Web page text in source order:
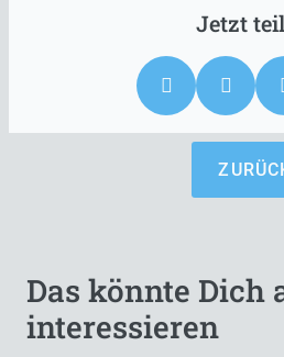
Das könnte Dich
interessieren